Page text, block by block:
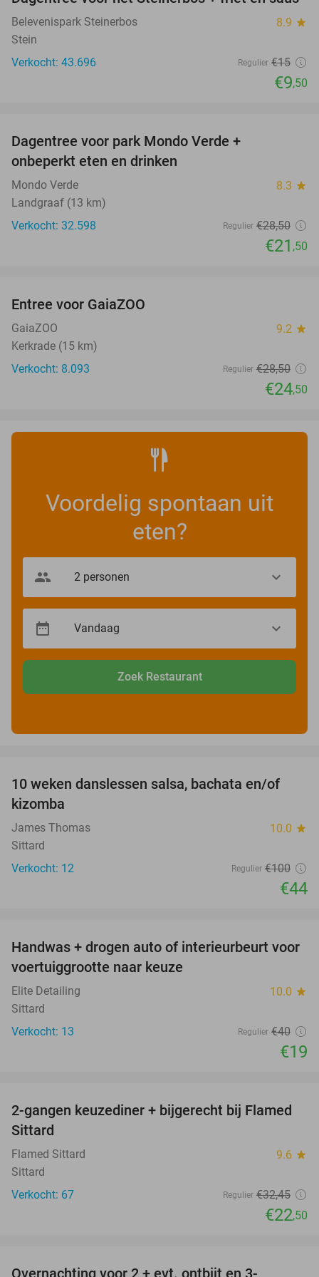
Belevenispark Steinerbos 8.9 star
Stein
Verkocht: 43.696
Regulier €15
€9,50
Dagentree voor park Mondo Verde +
onbeperkt eten en drinken
Mondo Verde 8.3 star
Landgraaf (13 km)
Verkocht: 32.598
Regulier €28,50
€21 ,50
Entree voor GaiaZOO
GaiaZOO 9.2 star
Kerkrade (15 km)
Verkocht: 8.093
Regulier €28,50
€24,50
Voordelig spontaan uit
eten?
Zoek Restaurant
56%
10 weken danslessen salsa, bachata en/of
kizomba
James Thomas 10.0 star
Sittard
Verkocht: 12
Regulier €100
€44
53%
Handwas + drogen auto of interieurbeurt voor
voertuiggrootte naar keuze
Elite Detailing 10.0 star
Sittard
Verkocht: 13
Regulier €40
€19
31%
2-gangen keuzediner + bijgerecht bij Flamed
Sittard
Flamed Sittard 9.6 star
Sittard
Verkocht: 67
Regulier €32,45
€22,50
Overnachting voor 2 + evt. ontbijt en 3-